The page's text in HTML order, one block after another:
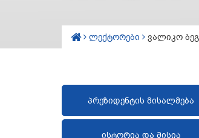
ლექტორები ვალიკო
პრეზიდენტის მისალმება
ისტორია და მისია